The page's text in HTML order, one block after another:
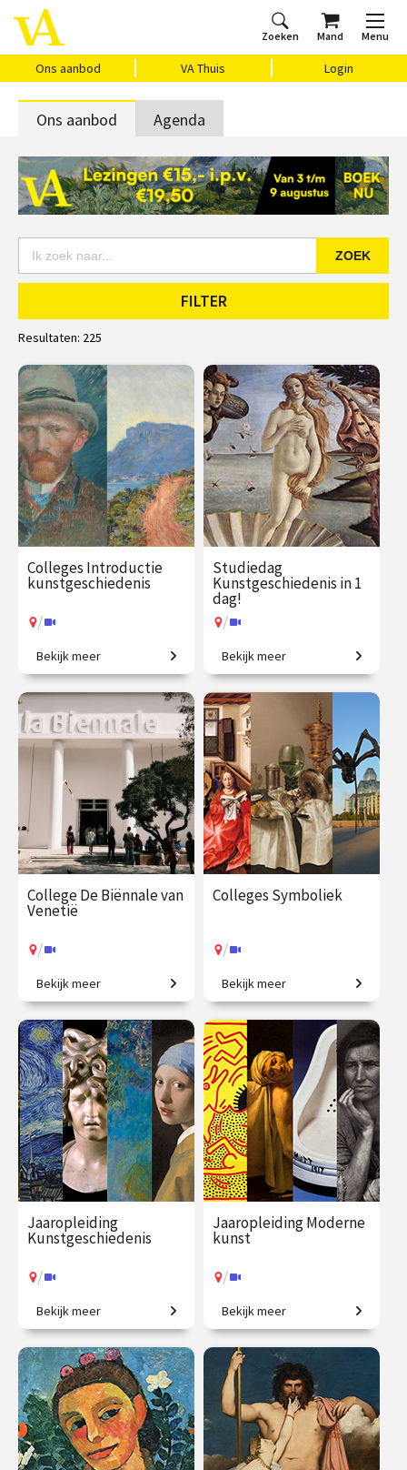
Zoeken Mand Menu
Ons aanbod VA Thuis Login
Home
Ons aanbod
Agenda
VAthuis
Over ons
Vragen?
Cadeaubon
Ons aanbod Agenda
ZOEK
FILTER
Resultaten: 225
Colleges Introductie
kunstgeschiedenis
/
2500 jaar westerse
kunstgeschiedenis in
vogelvlucht.
€ 345.00
vanaf 21
sep.
Op locatie of online
Bekijk meer
Studiedag
Kunstgeschiedenis in 1
dag!
/
Uitdagende expeditie van
Grieken tot moderne kunst.
€ 65.00 / €
90.00
vanaf 13
aug.
/ Op locatie of online
Bekijk meer
College De Biënnale van
Venetië
/
Een geweldig aanbod aan
hedendaagse kunst.
€ 35.00
vanaf 17
aug.
/ Op locatie of online
Bekijk meer
Colleges Symboliek
/
Beeldbetekenis in de kunst.
€ 345.00
vanaf 22
sep.
/ Op locatie of online
Bekijk meer
Jaaropleiding
Kunstgeschiedenis
/
Het colloquium
kunstgeschiedenis, in één
jaar. Een uitgebreid
chronologisch overzicht.
€ 1225.00
vanaf 23
sep.
/ Op locatie of online
Bekijk meer
Jaaropleiding Moderne
kunst
/
Is dit kunst? Zo ja, waarom?
€ 1059.00
vanaf 5
okt.
/ Op locatie of online
Bekijk meer